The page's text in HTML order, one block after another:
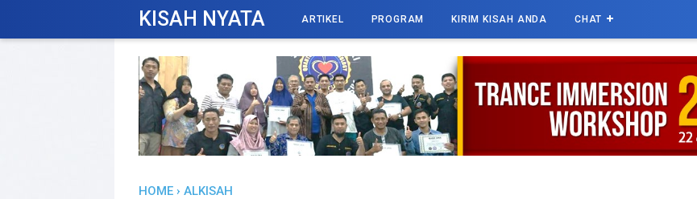
KISAH NYATA ARTIKEL PROGRAM KIRIM KISAH ANDA CHAT
HOME › ALKISAH